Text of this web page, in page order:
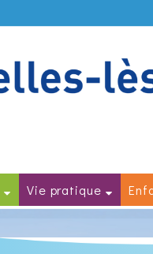
Vie pratique